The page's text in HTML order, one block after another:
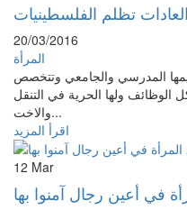
تظلم الفلسطينيات
20/03/2016
المرأة
المدرسي والجامعي وتتخصص
الوظائف ولها الحرية في التنقل
والاخت...
اقرأ المزيد
12 Mar
في أعين رجال آمنوا بها